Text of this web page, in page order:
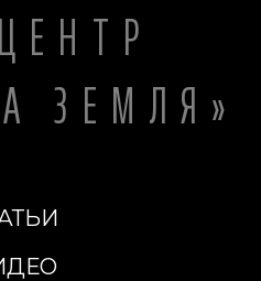
ЗЕМЛЯ»